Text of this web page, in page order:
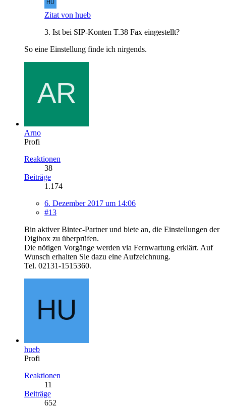
Zitat von hueb
3. Ist bei SIP-Konten T.38 Fax eingestellt?
So eine Einstellung finde ich nirgends.
Arno
Profi
Reaktionen
38
Beiträge
1.174
6. Dezember 2017 um 14:06
#13
Bin aktiver Bintec-Partner und biete an, die Einstellungen der
Digibox zu überprüfen.
Die nötigen Vorgänge werden via Fernwartung erklärt. Auf
Wunsch erhalten Sie dazu eine Aufzeichnung.
Tel. 02131-1515360.
hueb
Profi
Reaktionen
11
Beiträge
652